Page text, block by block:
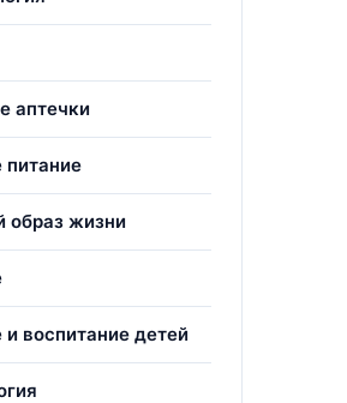
аптечки
питание
образ жизни
воспитание детей